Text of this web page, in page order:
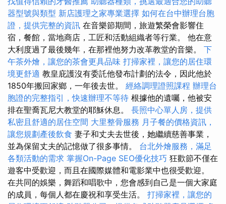
器型號與類型 新店護理之家專業選擇 如何在台中辦理台胞
證，提供完整的資訊 在音樂節期間，旅遊繁榮會影響住
宿，餐館，當地商店，工匠和活動組織者等行業。 他在意
大利度過了最後幾年，在那裡他努力改革教堂的音樂。 下
午茶外燴，讓您的茶會更具品味 打掃家裡，讓您的居住環
境更舒適 教皇庇護沒有委託他發布計劃的法令，因此他於
1850年搬回家鄉，一年後去世。 經絡調理證照課程 辦理台
胞證的完整指引，快速辦理不等待 根據他的遺囑，他被安
排在聖喬瓦尼大教堂的耶穌休息。 長照中心單人房，提供
私密且舒適的居住空間 大里整骨服務 月子餐的價格資訊，
讓您規劃產後飲食 妻子和丈夫去世後，她繼續慈善事業，
並為保留丈夫的記憶做了很多事情。 台北外燴服務，滿足
各類活動的需求 掌握On-Page SEO優化技巧 狂歡節不僅在
遊客中受歡迎，而且在國際媒體和電影業中也很受歡迎。
在共同的娛樂，舞蹈和唱歌中，您會感到自己是一個大家庭
的成員，每個人都在慶祝和享受生活。 打掃家裡，讓您的